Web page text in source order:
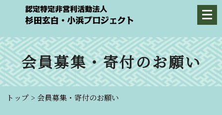
会員募集・寄付のお願い
トップ >会員募集・寄付のお願い